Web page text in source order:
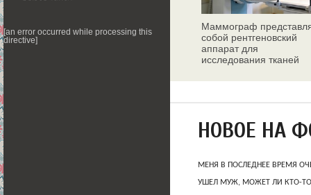
[an error occurred while processing this
directive]
Маммограф
собой рентгеновский
аппарат для
исследования тканей
НОВОЕ НА
МЕНЯ В ПОСЛЕДНЕЕ ВРЕМЯ
УШЕЛ МУЖ, МОЖЕТ ЛИ КТО-ТО